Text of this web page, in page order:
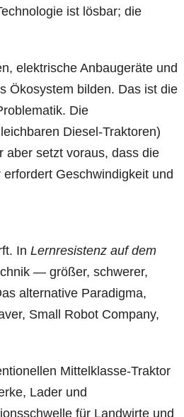
ist lösbar; die
elektrische Anbaugeräte und
Ökosystem bilden. Das ist die
Die
Diesel-Traktoren)
aber setzt voraus, dass die
Geschwindigkeit und
In Lernresistenz auf dem
— größer, schwerer,
alternative Paradigma,
Small Robot Company,
Mittelklasse-Traktor
Lader und
für Landwirte und